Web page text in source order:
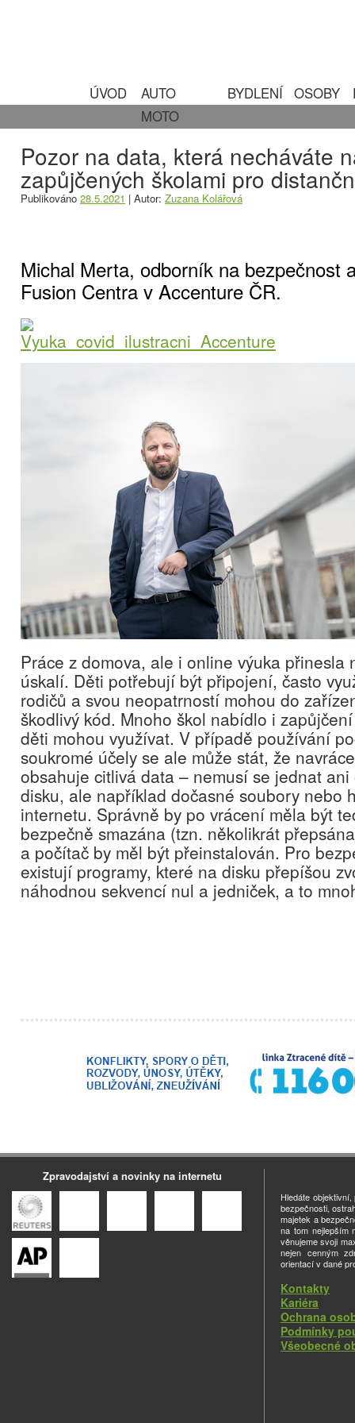
ÚVOD
AUTO
MOTO
BYDLENÍ OSOBY
Pozor na data, která necháváte
zapůjčených školami pro
Publikováno 28.5.2021 | Autor: Zuzana Kolářová
Michal Merta, odborník na bezpečnost
Fusion Centra v Accenture ČR.
Práce z domova, ale i online výuka přinesla
úskalí. Děti potřebují být připojení, často
rodičů a svou neopatrností mohou do
škodlivý kód. Mnoho škol nabídlo i
děti mohou využívat. V případě používání
soukromé účely se ale může stát, že
obsahuje citlivá data – nemusí se jednat
disku, ale například dočasné soubory nebo
internetu. Správně by po vrácení měla být
bezpečně smazána (tzn. několikrát
a počítač by měl být přeinstalován. Pro
existují programy, které na disku přepíšou
náhodnou sekvencí nul a jedniček, a to
Zpravodajství a novinky na internetu
Hledáte
bezpečnosti,
majetek a
na tom nejlepším
věnujeme svoji
nejen cenným
orientací v dané
Kontakty
Kariéra
Ochrana
Podmínky
Všeobecné